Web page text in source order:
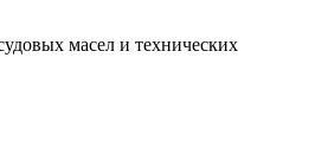
масел и технических